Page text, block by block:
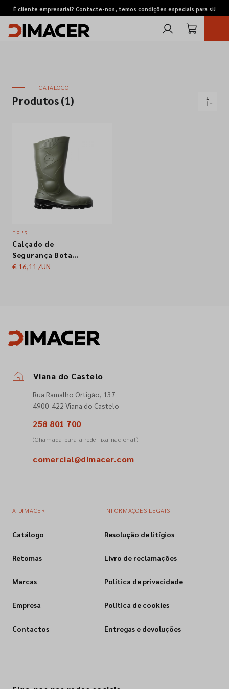
É cliente empresarial? Contacte-nos, temos condições especiais para si!
Pedidos de cotação
Marcas
Empresa
CATÁLOGO
Produtos(1)
EPI'S
Calçado de
Segurança Bota
Devon Full Safety S5
€ 16,11 /UN
Viana do Castelo
Rua Ramalho Ortigão, 137
4900-422 Viana do Castelo
258 801 700
(Chamada para a rede fixa nacional)
comercial@dimacer.com
A DIMACER
Catálogo
Retomas
Marcas
Empresa
Contactos
INFORMAÇÕES LEGAIS
Resolução de litígios
Livro de reclamações
Política de privacidade
Política de cookies
Entregas e devoluções